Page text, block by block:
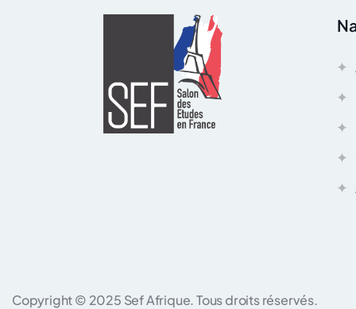
Copyright © 2025 Sef Afrique. Tous droits réservés.